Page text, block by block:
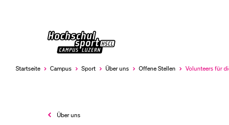
Startseite Campus Sport Über uns Offene Stellen
Aktuell
Volunteers für
Über uns
LETZTE SUCHEN